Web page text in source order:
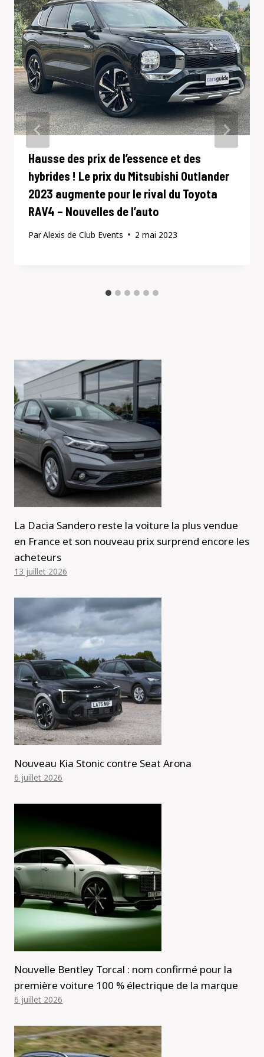
Hausse des prix de l’essence et des
hybrides ! Le prix du Mitsubishi Outlander
2023 augmente pour le rival du Toyota
RAV4 – Nouvelles de l’auto
ParAlexis de Club Events 2 mai 2023
La Dacia Sandero reste la voiture la plus vendue
en France et son nouveau prix surprend encore les
acheteurs
13 juillet 2026
Nouveau Kia Stonic contre Seat Arona
6 juillet 2026
Nouvelle Bentley Torcal : nom confirmé pour la
première voiture 100 % électrique de la marque
6 juillet 2026